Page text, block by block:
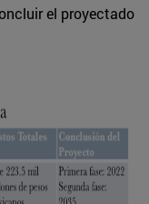
el proyectado